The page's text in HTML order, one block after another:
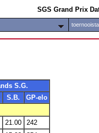
SGS Grand Prix
S.G.
S.B.
GP-elo
21.00
242